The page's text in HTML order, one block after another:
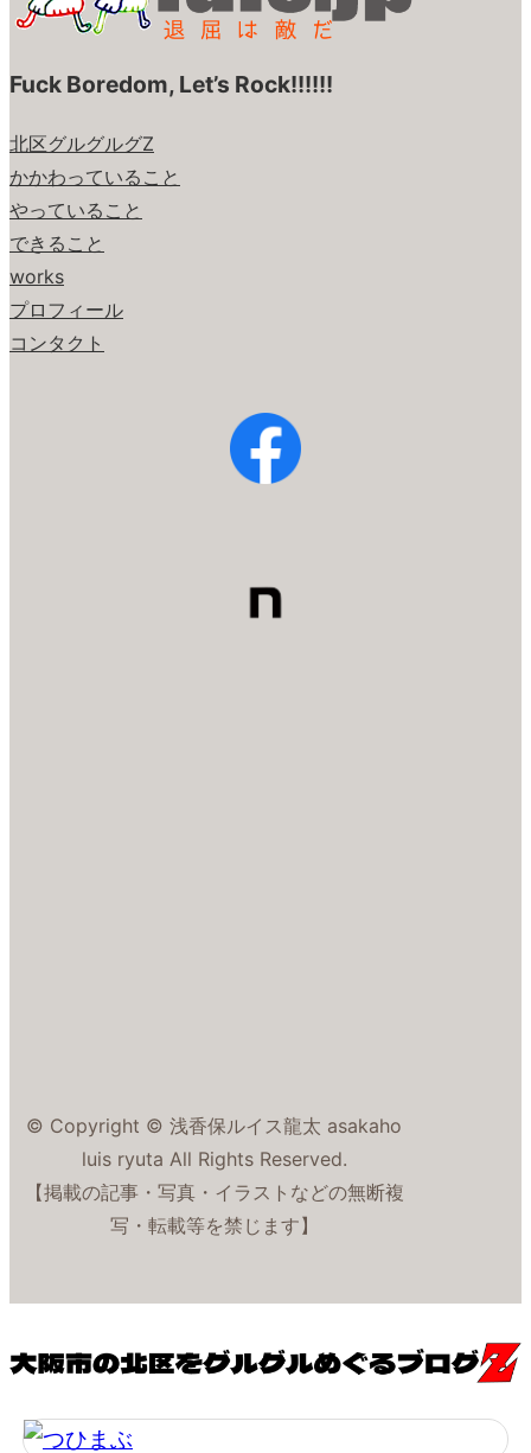
Fuck Boredom, Let’s Rock!!!!!!
北区グルグルグZ
かかわっていること
やっていること
できること
works
プロフィール
コンタクト
© Copyright © 浅香保ルイス龍太 asakaho
luis ryuta All Rights Reserved.
【掲載の記事・写真・イラストなどの無断複
写・転載等を禁じます】